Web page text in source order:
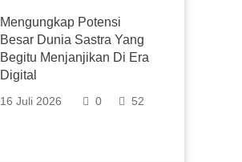
Mengungkap Potensi
Besar Dunia Sastra Yang
Begitu Menjanjikan Di Era
Digital
16 Juli 2026 0 52